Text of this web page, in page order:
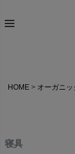
HOME オーガニ
寝具